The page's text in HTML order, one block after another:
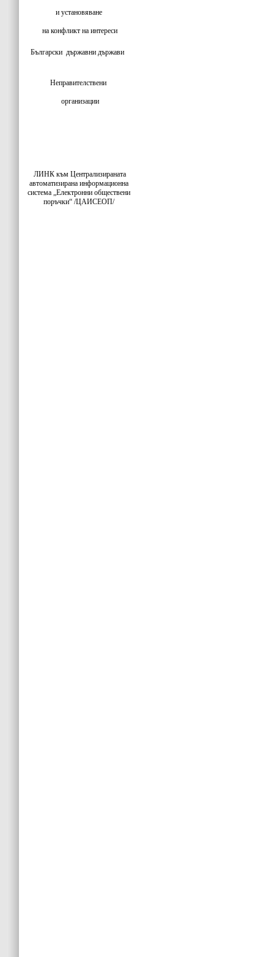
и установяване
на конфликт на интереси
Български държавни държави
Неправителствени
организации
ЛИНК към Централизираната
автоматизирана информационна
система „Електронни обществени
поръчки“ /ЦАИСЕОП/